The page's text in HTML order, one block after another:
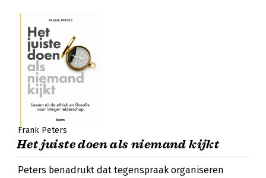
Frank Peters
Het juiste doen als niemand kijkt
Peters benadrukt dat tegenspraak organiseren